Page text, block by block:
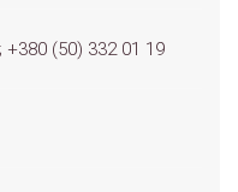
+380 (50) 332 01 19